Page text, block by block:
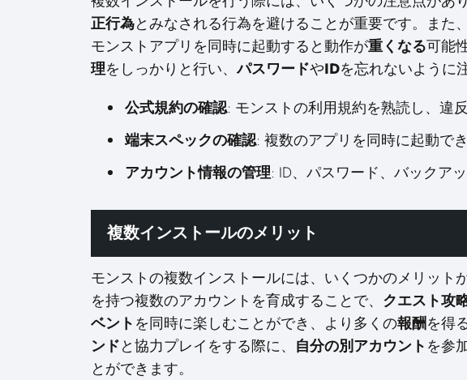
正行為とみなされる行為を避けることが重要です。また
モンストアプリを同時に起動すると動作が重くなる可能
理をしっかりと行い、パスワードやIDを忘れないように
公式規約の確認: モンストの利用規約を熟読し、違
端末スペックの確認: 複数のアプリを同時に起動で
アカウント情報の管理: ID、パスワード、バックア
複数インストールのメリット
モンストの複数インストールには、いくつかのメリット
を持つ複数のアカウントを育成することで、 クエスト攻
ベントを同時に楽しむことができ、より多くの報酬を得
ンドと協力プレイをする際に、 自分の別アカウントを参
とができます。